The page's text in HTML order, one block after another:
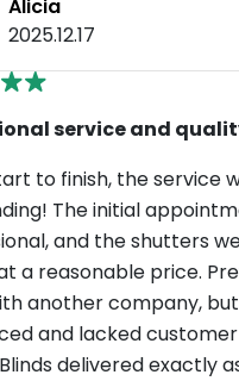
Alicia
2025.12.17
service and
to finish, the service
The initial
and the shutters
a reasonable price.
another company,
and lacked
delivered exactly